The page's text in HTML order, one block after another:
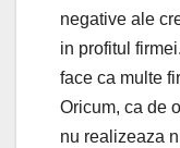
negative ale
in profitul
face ca multe
Oricum, ca de
nu realizeaza